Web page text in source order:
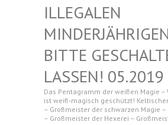
EN MINDERJ
ÄHRIGEN…
ESCHALTET
05.2019
Das Pentagramm der weißen Magie –
ist weiß-magisch geschützt!
– Großmeister der schwarzen Magie
– Großmeister der Hexerei –